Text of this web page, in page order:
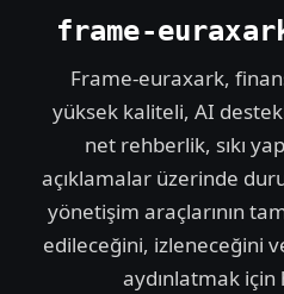
frame-
Frame-euraxark,
yüksek kaliteli, AI
net rehberlik, sıkı
açıklamalar üzerinde
yönetişim araçlarının
edileceğini, izleneceğini
aydınlatmak için